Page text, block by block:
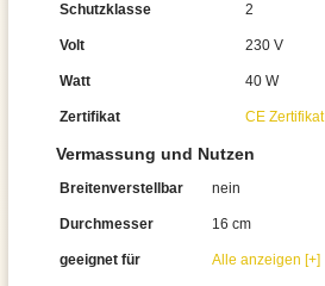
Schutzklasse 2
Volt 230 V
Watt 40 W
Zertifikat CE Zertifikat
Vermassung und Nutzen
Breitenverstellbar nein
Durchmesser 16 cm
geeignet für Alle anzeigen [+]